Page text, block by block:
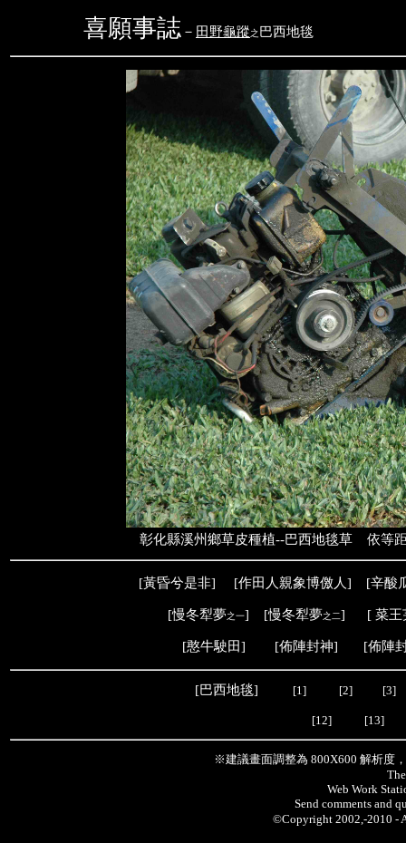
喜願事誌 － 田野龜蹤之 巴西地毯
彰化縣溪州鄉草皮種植--巴西地毯草 依等
[黃昏兮是非] [作田人親象博儌人] [辛酸
[慢冬犁夢之一] [慢冬犁夢之二] [ 菜王
[憨牛駛田] [佈陣封神] [佈陣
[巴西地毯] [1] [2] [3]
[12] [13]
※建議畫面調整為 800X600 解析度
Web Work
Send comments and
©Copyright 2002,-2010 -